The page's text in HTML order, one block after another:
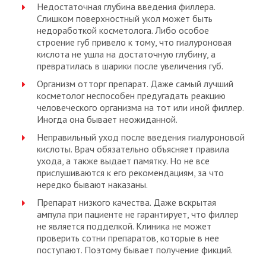
Недостаточная глубина введения филлера.
Слишком поверхностный укол может быть
недоработкой косметолога. Либо особое
строение губ привело к тому, что гиалуроновая
кислота не ушла на достаточную глубину, а
превратилась в шарики после увеличения губ.
Организм отторг препарат. Даже самый лучший
косметолог неспособен предугадать реакцию
человеческого организма на тот или иной филлер.
Иногда она бывает неожиданной.
Неправильный уход после введения гиалуроновой
кислоты. Врач обязательно объясняет правила
ухода, а также выдает памятку. Но не все
прислушиваются к его рекомендациям, за что
нередко бывают наказаны.
Препарат низкого качества. Даже вскрытая
ампула при пациенте не гарантирует, что филлер
не является подделкой. Клиника не может
проверить сотни препаратов, которые в нее
поступают. Поэтому бывает получение фикций.